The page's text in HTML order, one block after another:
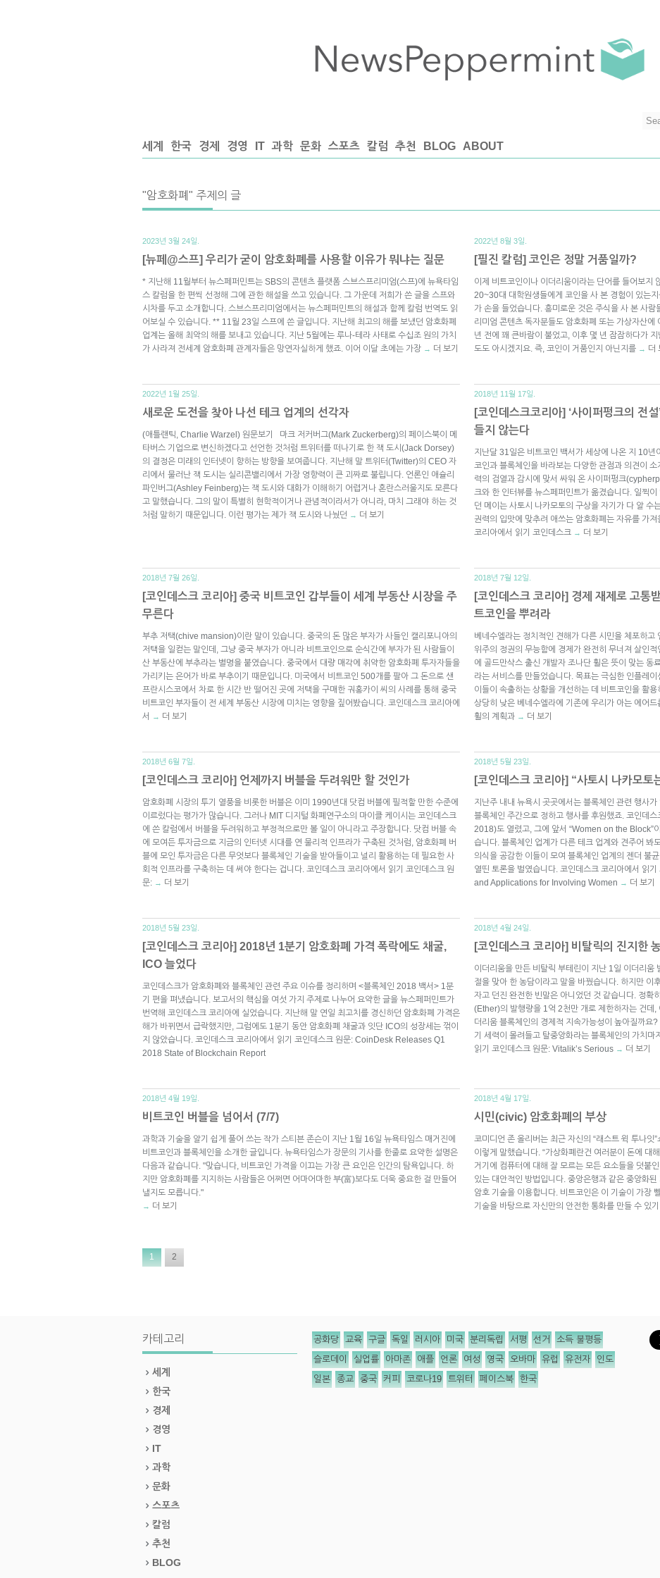
세계 한국 경제 경영 IT 과학 문화 스포츠 칼럼 추천 BLOG ABOUT
"암호화폐" 주제의 글
2023년 3월 24일.
[뉴페@스프] 우리가 굳이 암호화폐를 사용할 이유가 뭐냐는 질문
* 지난해 11월부터 뉴스페퍼민트는 SBS의 콘텐츠 플랫폼 스브스프리미엄(스프)에 뉴욕타임
스 칼럼을 한 편씩 선정해 그에 관한 해설을 쓰고 있습니다. 그 가운데 저희가 쓴 글을 스프와
시차를 두고 소개합니다. 스브스프리미엄에서는 뉴스페퍼민트의 해설과 함께 칼럼 번역도 읽
어보실 수 있습니다. ** 11월 23일 스프에 쓴 글입니다. 지난해 최고의 해를 보냈던 암호화폐
업계는 올해 최악의 해를 보내고 있습니다. 지난 5월에는 루나-테라 사태로 수십조 원의 가치
가 사라져 전세계 암호화폐 관계자들은 망연자실하게 했죠. 이어 이달 초에는 가장 → 더 보기
2022년 8월 3일.
[필진 칼럼] 코인은 정말 거품일까?
이제 비트코인이나 이더리움이라는 단어를 들어보지
20~30대 대학원생들에게 코인을 사 본 경험이 있는
가 손을 들었습니다. 흥미로운 것은 주식을 사 본 사
리미엄 콘텐츠 독자분들도 암호화폐 또는 가상자산에
년 전에 꽤 큰바람이 불었고, 이후 몇 년 잠잠하다가
도도 아시겠지요. 즉, 코인이 거품인지 아닌지를 → 더
2022년 1월 25일.
새로운 도전을 찾아 나선 테크 업계의 선각자
(애틀랜틱, Charlie Warzel) 원문보기 마크 저커버그(Mark Zuckerberg)의 페이스북이 메
타버스 기업으로 변신하겠다고 선언한 것처럼 트위터를 떠나기로 한 잭 도시(Jack Dorsey)
의 결정은 미래의 인터넷이 향하는 방향을 보여줍니다. 지난해 말 트위터(Twitter)의 CEO 자
리에서 물러난 잭 도시는 실리콘밸리에서 가장 영향력이 큰 괴짜로 불립니다. 언론인 애슐리
파인버그(Ashley Feinberg)는 잭 도시와 대화가 이해하기 어렵거나 혼란스러울지도 모른다
고 말했습니다. 그의 말이 특별히 현학적이거나 관념적이라서가 아니라, 마치 그래야 하는 것
처럼 말하기 때문입니다. 이런 평가는 제가 잭 도시와 나눴던 → 더 보기
2018년 11월 17일.
[코인데스크코리아] ‘사이퍼펑크의 전
들지 않는다
지난달 31일은 비트코인 백서가 세상에 나온 지 10년
코인과 블록체인을 바라보는 다양한 관점과 의견이
력의 검열과 감시에 맞서 싸워 온 사이퍼펑크
크와 한 인터뷰를 뉴스페퍼민트가 옮겼습니다. 일찍
던 메이는 사토시 나카모토의 구상을 자기가 다 알 수
권력의 입맛에 맞추려 애쓰는 암호화폐는 자유를 가
코리아에서 읽기 코인데스크 → 더 보기
2018년 7월 26일.
[코인데스크 코리아] 중국 비트코인 갑부들이 세계 부동산 시장을 주
무른다
부추 저택(chive mansion)이란 말이 있습니다. 중국의 돈 많은 부자가 사들인 캘리포니아의
저택을 일컫는 말인데, 그냥 중국 부자가 아니라 비트코인으로 순식간에 부자가 된 사람들이
산 부동산에 부추라는 별명을 붙였습니다. 중국에서 대량 매각에 취약한 암호화폐 투자자들을
가리키는 은어가 바로 부추이기 때문입니다. 미국에서 비트코인 500개를 팔아 그 돈으로 샌
프란시스코에서 차로 한 시간 반 떨어진 곳에 저택을 구매한 궈홍카이 씨의 사례를 통해 중국
비트코인 부자들이 전 세계 부동산 시장에 미치는 영향을 짚어봤습니다. 코인데스크 코리아에
서
→ 더 보기
2018년 7월 12일.
[코인데스크 코리아] 경제 재제로 고통
트코인을 뿌려라
베네수엘라는 정치적인 견해가 다른 시민을 체포하고
위주의 정권의 무능함에 경제가 완전히 무너져 살인
에 골드만삭스 출신 개발자 조나단 휠은 뜻이 맞는 동
라는 서비스를 만들었습니다. 목표는 극심한 인플레
이들이 속출하는 상황을 개선하는 데 비트코인을 활
상당히 낮은 베네수엘라에 기존에 우리가 아는 에어
휠의 계획과 → 더 보기
2018년 6월 7일.
[코인데스크 코리아] 언제까지 버블을 두려워만 할 것인가
암호화폐 시장의 투기 열풍을 비롯한 버블은 이미 1990년대 닷컴 버블에 필적할 만한 수준에
이르렀다는 평가가 많습니다. 그러나 MIT 디지털 화폐연구소의 마이클 케이시는 코인데스크
에 쓴 칼럼에서 버블을 두려워하고 부정적으로만 볼 일이 아니라고 주장합니다. 닷컴 버블 속
에 모여든 투자금으로 지금의 인터넷 시대를 연 물리적 인프라가 구축된 것처럼, 암호화폐 버
블에 모인 투자금은 다른 무엇보다 블록체인 기술을 받아들이고 널리 활용하는 데 필요한 사
회적 인프라를 구축하는 데 써야 한다는 겁니다. 코인데스크 코리아에서 읽기 코인데스크 원
문: → 더 보기
2018년 5월 23일.
[코인데스크 코리아] “사토시 나카모토
지난주 내내 뉴욕시 곳곳에서는 블록체인 관련 행사
블록체인 주간으로 정하고 행사를 후원했죠. 코인데
2018)도 열렸고, 그에 앞서 “Women on the Block”
습니다. 블록체인 업계가 다른 테크 업계와 견주어 봐
의식을 공감한 이들이 모여 블록체인 업계의 젠더 불
열띤 토론을 벌였습니다. 코인데스크 코리아에서 읽
and Applications for Involving Women → 더 보기
2018년 5월 23일.
[코인데스크 코리아] 2018년 1분기 암호화폐 가격 폭락에도 채굴,
ICO 늘었다
코인데스크가 암호화폐와 블록체인 관련 주요 이슈를 정리하며 <블록체인 2018 백서> 1분
기 편을 펴냈습니다. 보고서의 핵심을 여섯 가지 주제로 나누어 요약한 글을 뉴스페퍼민트가
번역해 코인데스크 코리아에 실었습니다. 지난해 말 연일 최고치를 경신하던 암호화폐 가격은
해가 바뀌면서 급락했지만, 그럼에도 1분기 동안 암호화폐 채굴과 잇단 ICO의 성장세는 꺾이
지 않았습니다. 코인데스크 코리아에서 읽기 코인데스크 원문: CoinDesk Releases Q1
2018 State of Blockchain Report
2018년 4월 24일.
[코인데스크 코리아] 비탈릭의 진지한
이더리움을 만든 비탈릭 부테린이 지난 1일 이더리움
절을 맞아 한 농담이라고 말을 바꿨습니다. 하지만 이
자고 던진 완전한 빈말은 아니었던 것 같습니다. 정확
(Ether)의 발행량을 1억 2천만 개로 제한하자는 건데,
더리움 블록체인의 경제적 지속가능성이 높아질까요
기 세력이 몰려들고 탈중앙화라는 블록체인의 가치마
읽기 코인데스크 원문: Vitalik’s Serious → 더 보기
2018년 4월 19일.
비트코인 버블을 넘어서 (7/7)
과학과 기술을 알기 쉽게 풀어 쓰는 작가 스티븐 존슨이 지난 1월 16일 뉴욕타임스 매거진에
비트코인과 블록체인을 소개한 글입니다. 뉴욕타임스가 장문의 기사를 한줄로 요약한 설명은
다음과 같습니다. "맞습니다, 비트코인 가격을 이끄는 가장 큰 요인은 인간의 탐욕입니다. 하
지만 암호화폐를 지지하는 사람들은 어쩌면 어마어마한 부(富)보다도 더욱 중요한 걸 만들어
낼지도 모릅니다."
→ 더 보기
2018년 4월 17일.
시민(civic) 암호화폐의 부상
코미디언 존 올리버는 최근 자신의 “래스트 윅 투나잇
이렇게 말했습니다. “가상화폐란건 여러분이 돈에 대
거기에 컴퓨터에 대해 잘 모르는 모든 요소들을 덧붙
있는 대안적인 방법입니다. 중앙은행과 같은 중앙화
암호 기술을 이용합니다. 비트코인은 이 기술이 가장
기술을 바탕으로 자신만의 안전한 통화를 만들 수 있기
1 2
카테고리
세계
한국
경제
경영
IT
과학
문화
스포츠
칼럼
추천
BLOG
공화당 교육 구글 독일 러시아 미국 분리독립 서평 선거 소득 불평등
슬로데이 실업률 아마존 애플 언론 여성 영국 오바마 유럽 유전자 인도
일본 종교 중국 커피 코로나19 트위터 페이스북 한국